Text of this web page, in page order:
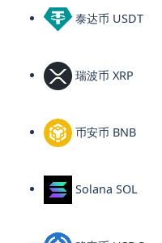
泰达币 USDT
瑞波币 XRP
币安币 BNB
Solana SOL